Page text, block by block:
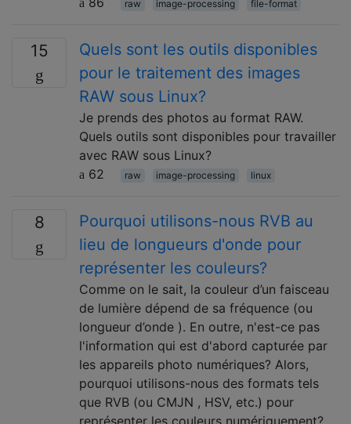
raw image-processing file-format
15
Quels sont les outils disponibles
pour le traitement des images
RAW sous Linux?
Je prends des photos au format RAW.
Quels outils sont disponibles pour travailler
avec RAW sous Linux?
62
raw image-processing linux
8
Pourquoi utilisons-nous RVB au
lieu de longueurs d'onde pour
représenter les couleurs?
Comme on le sait, la couleur d’un faisceau
de lumière dépend de sa fréquence (ou
longueur d’onde ). En outre, n'est-ce pas
l'information qui est d'abord capturée par
les appareils photo numériques? Alors,
pourquoi utilisons-nous des formats tels
que RVB (ou CMJN , HSV, etc.) pour
représenter les couleurs numériquement?